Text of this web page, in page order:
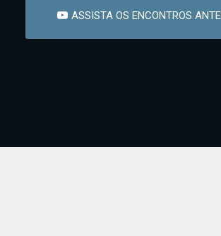
ASSISTA OS ENCONTROS